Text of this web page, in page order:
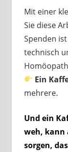
Mit einer
Sie diese
Spenden
technisch
Ein
mehrere.
Und ein
weh, kann
sorgen,